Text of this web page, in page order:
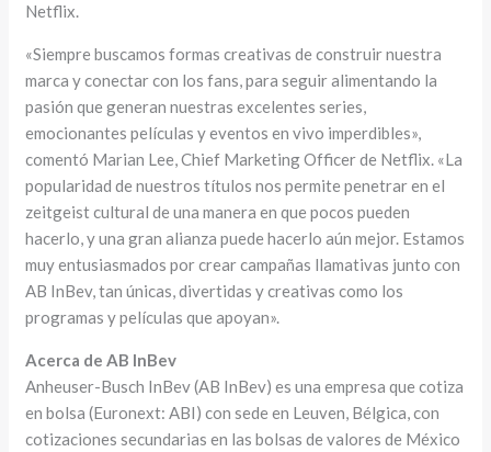
Netflix.
«Siempre buscamos formas creativas de construir nuestra
marca y conectar con los fans, para seguir alimentando la
pasión que generan nuestras excelentes series,
emocionantes películas y eventos en vivo imperdibles»,
comentó Marian Lee, Chief Marketing Officer de Netflix. «La
popularidad de nuestros títulos nos permite penetrar en el
zeitgeist cultural de una manera en que pocos pueden
hacerlo, y una gran alianza puede hacerlo aún mejor. Estamos
muy entusiasmados por crear campañas llamativas junto con
AB InBev, tan únicas, divertidas y creativas como los
programas y películas que apoyan».
Acerca de AB InBev
Anheuser-Busch InBev (AB InBev) es una empresa que cotiza
en bolsa (Euronext: ABI) con sede en Leuven, Bélgica, con
cotizaciones secundarias en las bolsas de valores de México